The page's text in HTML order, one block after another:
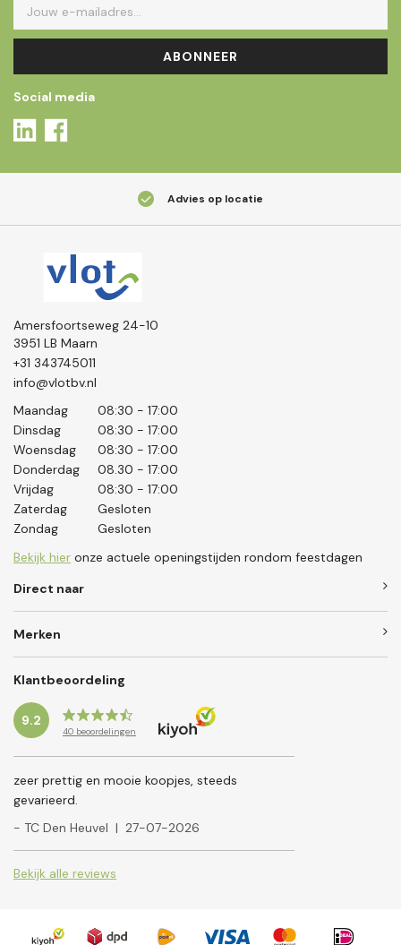
ABONNEER
Social media
Advies op locatie
Amersfoortseweg 24-10
3951 LB Maarn
+31 343745011
info@vlotbv.nl
Maandag
08:30 - 17:00
Dinsdag
08:30 - 17:00
Woensdag
08:30 - 17:00
Donderdag
08.30 - 17:00
Vrijdag
08:30 - 17:00
Zaterdag
Gesloten
Zondag
Gesloten
Bekijk hier onze actuele openingstijden rondom feestdagen
Direct naar
Merken
Klantbeoordeling
9.2
40 beoordelingen
zeer prettig en mooie koopjes, steeds
gevarieerd.
- TC Den Heuvel | 27-07-2026
Bekijk alle reviews